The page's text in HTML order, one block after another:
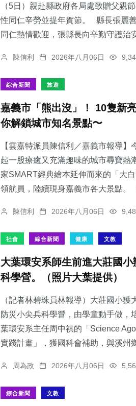
（5日）親赴縣政府各局處致贈父親
性同仁辛勞並提年賀節。 縣長張麗
同仁熱情歡迎，張縣長向辛勤守護治
陳信利 2026年八月06日
綜合新聞 旅遊
嘉義市「熊出沒」！ 10隻新
你解鎖城市知名景點〜
【雲嘉特派員陳信利／嘉義市報導】
起一股療癒又充滿趣味的城市尋寶熱
家SMART經典繪本延伸而來的「大
領航員，陸續現身嘉義市各大景點。
陳信利 2026年八月06日
社會 綜合新聞 健康 文教
大葉環安系師生前進大莊國
科學營。（照片大葉提供）
（記者林碧珠員林報導）大莊國小獲
防災小尖兵科學營，由學童動手做，
葉環安系主任周中祺的「Science
實踐計畫」，獲國科會補助，與溪州
周為政 2026年八月06日
綜合新聞 文教
65+
宗教